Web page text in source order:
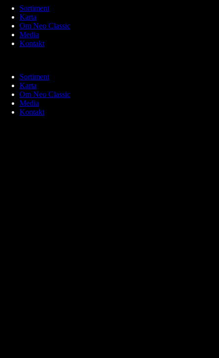
Sortiment
Karta
Om Neo Classic
Media
Kontakt
Sortiment
Karta
Om Neo Classic
Media
Kontakt